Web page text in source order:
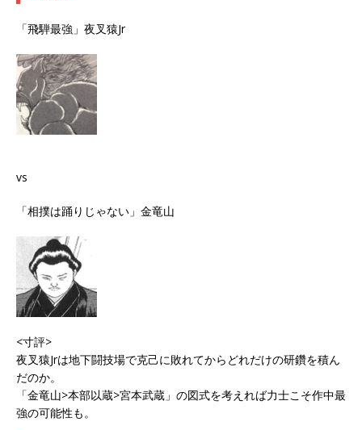
「飛騨最強」夜叉猿Jr
vs
「相撲は踊りじゃない」金竜山
<寸評>
夜叉猿Jrは地下闘技場で克己に敗れてからどれだけの研鑽を積ん
だのか。
「金竜山>本部以蔵>宮本武蔵」の図式を考えれば力士こそ作中最
強の可能性も。